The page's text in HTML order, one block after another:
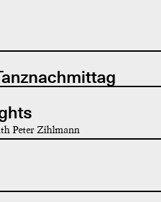
Peter Zihlmann